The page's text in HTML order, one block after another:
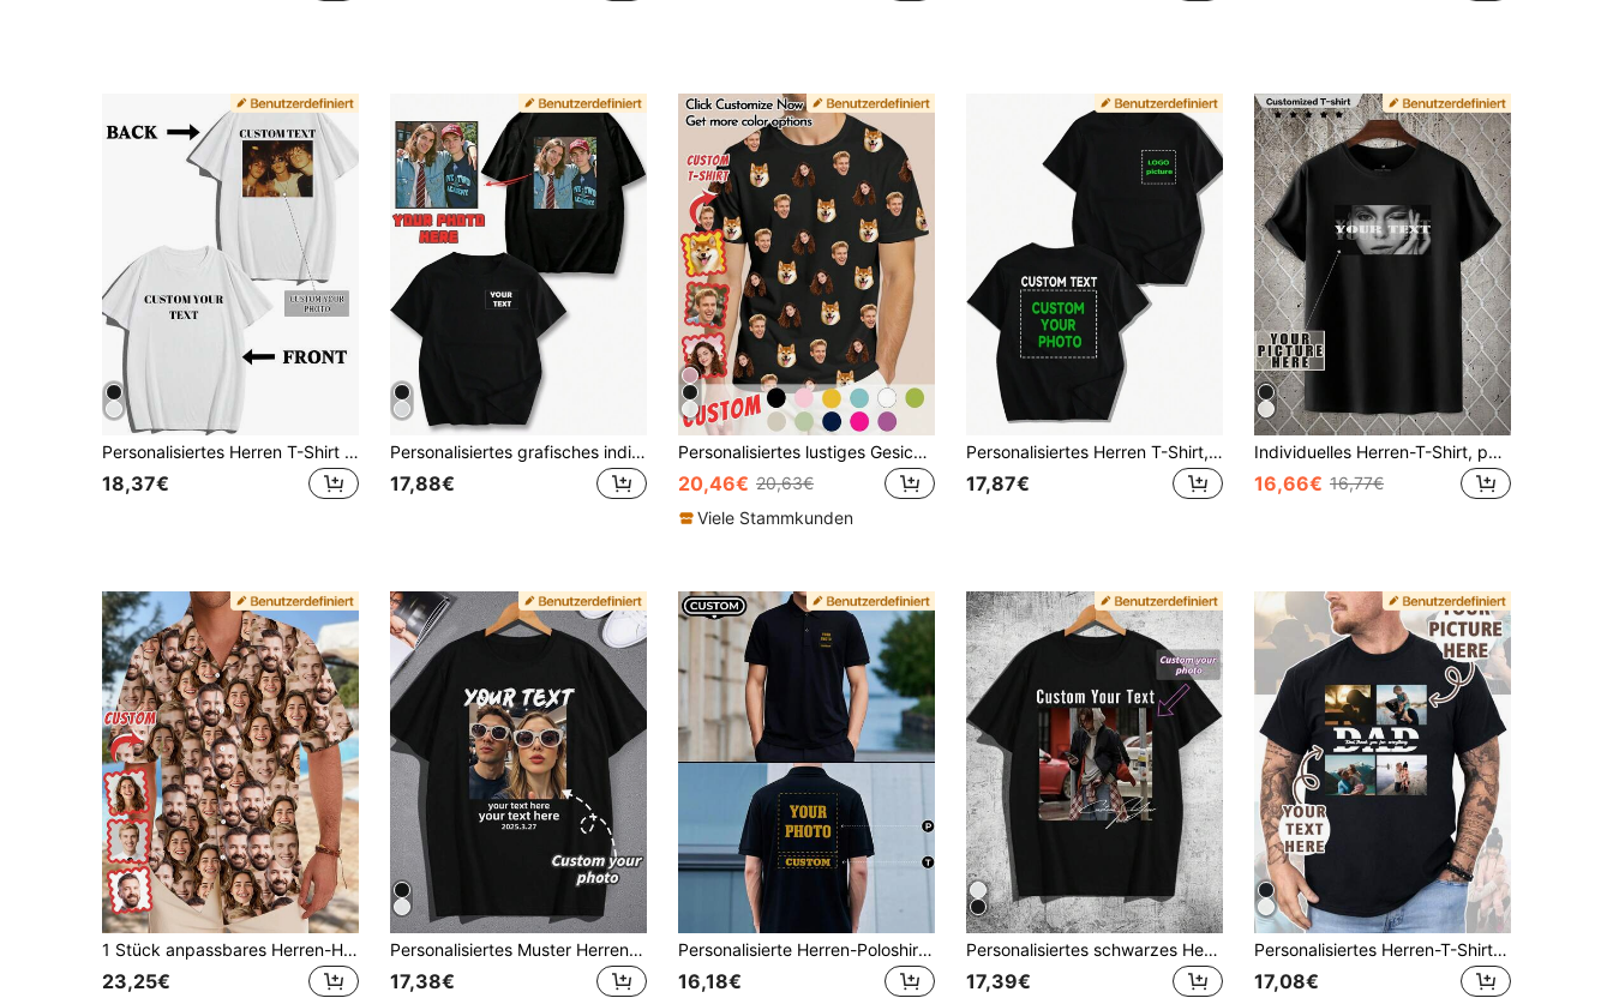
Personalisiertes Herren T-Shirt mit Fotodruck, laden Sie Ihr Foto/Text hoch, Herren Rundhals Kurzarm T-Shirt, Feiertagsgeschenk, Geburtstag Jubiläum Personalisierung, Geschenk für ihn, täglicher Büro Chic, Vintage Bootleg Stil, Vatertags 2026 Geschenk, einzigartiges Geschenk, Streetwear
18,37€
Personalisiertes grafisches individuelles Herren T-Shirt, individuelles schwarzes T-Shirt mit Foto und Text, Vintage Bootleg Rap T-Shirt, Geschenk für ihn, Freund, Familie
17,88€
Personalisiertes lustiges Gesicht Herren T-Shirt, personalisiertes Herren Sommer Kurzarm Oberteil, amüsantes Gesichtsdesign, Urlaub, personalisiertes Geschenk für Freund, Geburtstagsgeschenk, Oversized Grafik T-Shirt
20,46€ 20,63€
Viele Stammkunden
Personalisiertes Herren T-Shirt, Foto von Ihren Liebsten/Besten Freunden/Haustieren/Landschaften hochladen, schwarzes T-Shirt, Feiertagsgeschenk, Jahrestagsgeschenk, personalisierte ideale Geschenke für ihn, Familie, Freund, Freunde, Sommer, Vintage Bootleg Stil, Vatertagsgeschenk, Haustierliebhaber Designs
17,87€
Individuelles Herren-T-Shirt, personalisierte Anpassung, Sommer- und Herbststile, lässig, lockere Passform, Urlaub, Outdoor, Valentinstag/Geburtstag/Jahrestag, Streetwear
16,66€ 16,77€
1 Stück anpassbares Herren-Hawaiihemd, Brasilien-Kragen-Hemd mit Knopfleiste, personalisiertes Kurzarmhemd mit lustigem Gesichtsdruck, personalisiertes Fotogeschenk für Freund, Ehemann, Familie, Freunde, Geburtstagsgeschenk, Vatertagsgeschenk, Urlaubskern, Strand
23,25€
Personalisiertes Muster Herren T-Shirt, personalisierte Fotokustomisierung, laden Sie Ihr Foto/Paar/Freund/Familie/Haustier Foto hoch, personalisierte Geburtstags-/Jahrestags-/Valentinstag-/Party-Feiertags-Fotokustomisierung, Frühling/Sommer Herren lässig bequemes Rundhals Kurzarm T-Shirt, Feiertagsgeschenk, Vatertagsgeschenk, Jahrestagsgeschenk, Firmen-Teambuilding-Kleidung, Musikfestival-Kleidung, Geschenk für ihn, Herren lockeres Rundhals Kurzarm T-Shirt, Party-Kleidung, weißes Herren Kurzarm, Sommer Herren Top
17,38€
Personalisierte Herren-Poloshirts und Teamuniformen. Laden Sie Ihr Design hoch (Text/Selfie/Familienfoto/Freundesfoto/Paarfoto/Muster/Haustierfoto).
16,18€
Personalisiertes schwarzes Herren-T-Shirt, individueller Text, Foto-Upload, Feiertagsgeschenk, Jahrestagsgeschenk, Firmen-Teambuilding-Uniform, Geschenk für ihn, Rundhalsausschnitt, Kurzarm, Party, personalisiertes Geschenk, Vatertagsgeschenk, Geburtstagsgeschenk
17,39€
Personalisiertes Herren-T-Shirt mit Foto als Geschenk zum Muttertag/Vatertag/Freund, Text und Foto anpassen, Name anpassen, Selfie/Baby/Freund/Idol/Paar/Familie/Party/Schule/Sport/Haustier-Liebesfoto-Muster anpassen, Logo/Business/Firmen-Uniform für Treffen, Geburtstags-, Feiertags-, Party-, Hochzeits-, Freundes-, Jahrestags-, Valentinstag-Geschenk für Freund, Geschenk für Ehemann, entwerfen Sie Ihr personalisiertes bedrucktes T-Shirt
17,08€